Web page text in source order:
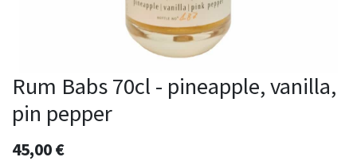
Rum Babs 70cl - pineapple, vanilla,
pin pepper
45,00€